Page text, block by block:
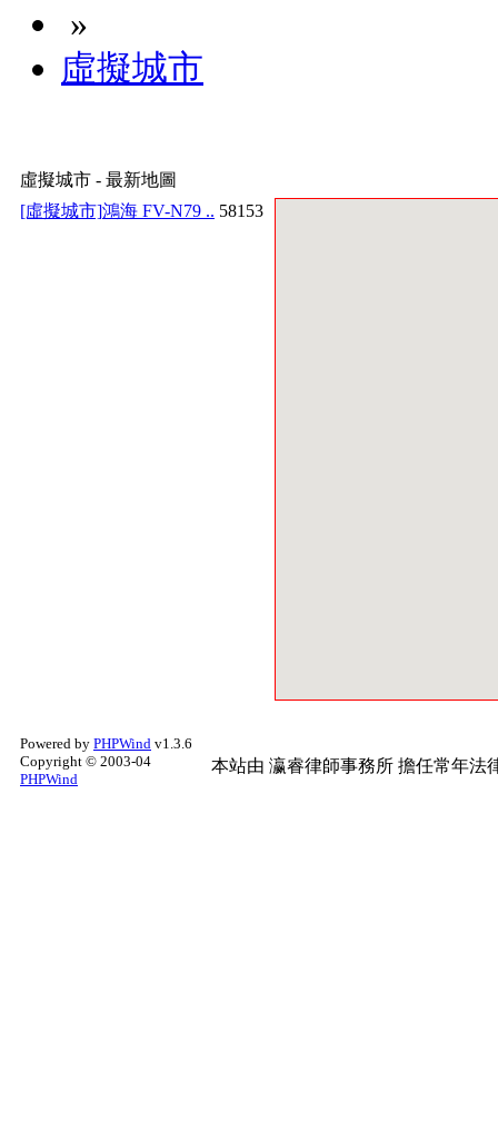
»
虛擬城市
虛擬城市 - 最新地圖
[虛擬城市]鴻海 FV-N79 .. 58153
Powered by PHPWind v1.3.6
Copyright © 2003-04
PHPWind
本站由 瀛睿律師事務所 擔任常年法